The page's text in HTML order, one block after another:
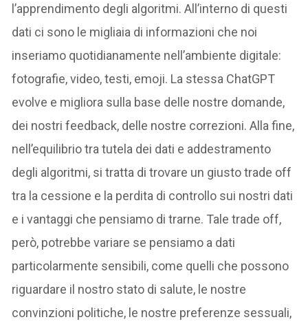
l’apprendimento degli algoritmi. All’interno di questi
dati ci sono le migliaia di informazioni che noi
inseriamo quotidianamente nell’ambiente digitale:
fotografie, video, testi, emoji. La stessa ChatGPT
evolve e migliora sulla base delle nostre domande,
dei nostri feedback, delle nostre correzioni. Alla fine,
nell’equilibrio tra tutela dei dati e addestramento
degli algoritmi, si tratta di trovare un giusto trade off
tra la cessione e la perdita di controllo sui nostri dati
e i vantaggi che pensiamo di trarne. Tale trade off,
però, potrebbe variare se pensiamo a dati
particolarmente sensibili, come quelli che possono
riguardare il nostro stato di salute, le nostre
convinzioni politiche, le nostre preferenze sessuali,